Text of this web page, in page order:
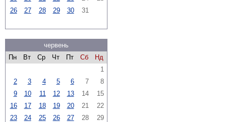
26
27 28 29 30 31
червень
Пн
Вт Ср Чт Пт Сб
Нд
1
2
3 4 5 6 7
8
9
10 11 12 13 14
15
16
17 18 19 20 21
22
23
24 25 26 27 28
29